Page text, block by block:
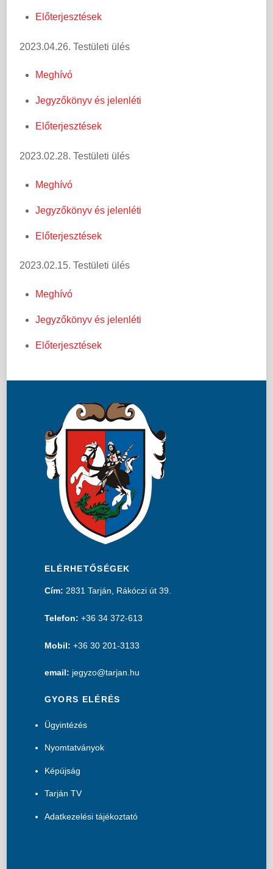
Előterjesztések
2023.04.26. Testületi ülés
Meghívó
Jegyzőkönyv és jelenléti
Előterjesztések
2023.02.28. Testületi ülés
Meghívó
Jegyzőkönyv és jelenléti
Előterjesztések
2023.02.15. Testületi ülés
Meghívó
Jegyzőkönyv és jelenléti
Előterjesztések
ELÉRHETŐSÉGEK
Cím: 2831 Tarján, Rákóczi út 39.
Telefon: +36 34 372-613
Mobil: +36 30 201-3133
email: jegyzo@tarjan.hu
GYORS ELÉRÉS
Ügyintézés
Nyomtatványok
Képújság
Tarján TV
Adatkezelési tájékoztató